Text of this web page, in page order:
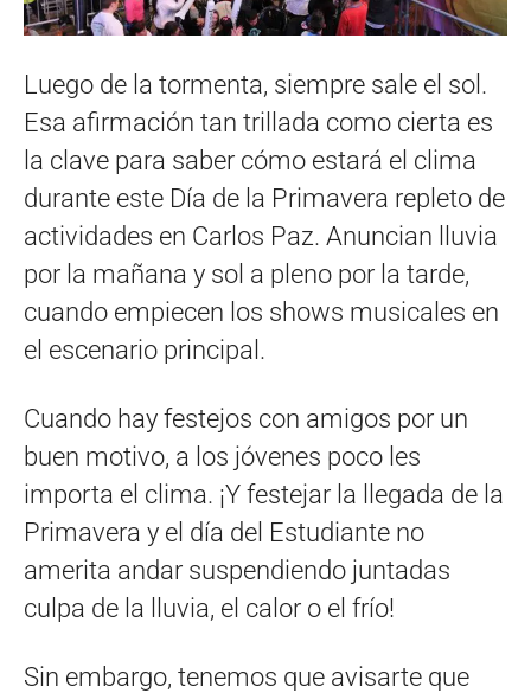
Luego de la tormenta, siempre sale el sol.
Esa afirmación tan trillada como cierta es
la clave para saber cómo estará el clima
durante este Día de la Primavera repleto de
actividades en Carlos Paz. Anuncian lluvia
por la mañana y sol a pleno por la tarde,
cuando empiecen los shows musicales en
el escenario principal.
Cuando hay festejos con amigos por un
buen motivo, a los jóvenes poco les
importa el clima. ¡Y festejar la llegada de la
Primavera y el día del Estudiante no
amerita andar suspendiendo juntadas
culpa de la lluvia, el calor o el frío!
Sin embargo, tenemos que avisarte que